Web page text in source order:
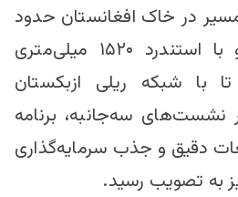
در خاک افغانستان حدود
۶۸۱ کیلومتر است و با استندرد ۱۵۲۰ میلی‌متری
با شبکه ریلی ازبکستان
نشست‌های سه‌جانبه، برنامه
دقیق و جذب سرمایه‌گذاری
به تصویب رسید.